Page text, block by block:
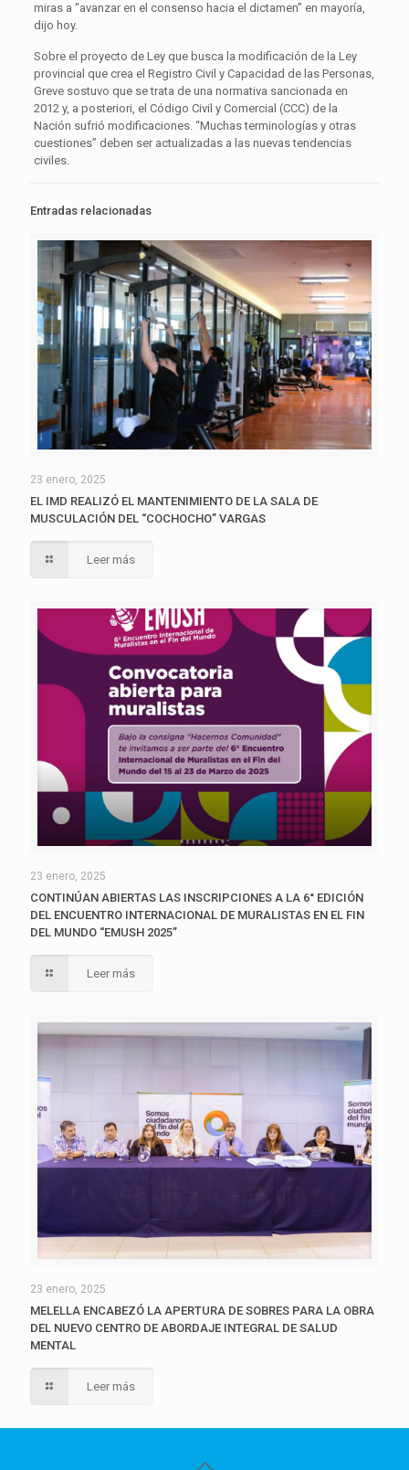
miras a “avanzar en el consenso hacia el dictamen” en mayoría,
dijo hoy.
Sobre el proyecto de Ley que busca la modificación de la Ley
provincial que crea el Registro Civil y Capacidad de las Personas,
Greve sostuvo que se trata de una normativa sancionada en
2012 y, a posteriori, el Código Civil y Comercial (CCC) de la
Nación sufrió modificaciones. “Muchas terminologías y otras
cuestiones” deben ser actualizadas a las nuevas tendencias
civiles.
Entradas relacionadas
23 enero, 2025
EL IMD REALIZÓ EL MANTENIMIENTO DE LA SALA DE
MUSCULACIÓN DEL “COCHOCHO” VARGAS
Leer más
23 enero, 2025
CONTINÚAN ABIERTAS LAS INSCRIPCIONES A LA 6° EDICIÓN
DEL ENCUENTRO INTERNACIONAL DE MURALISTAS EN EL FIN
DEL MUNDO “EMUSH 2025”
Leer más
23 enero, 2025
MELELLA ENCABEZÓ LA APERTURA DE SOBRES PARA LA OBRA
DEL NUEVO CENTRO DE ABORDAJE INTEGRAL DE SALUD
MENTAL
Leer más